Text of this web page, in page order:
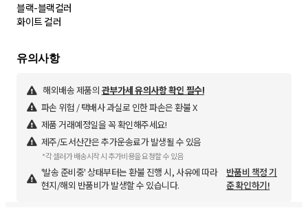
블랙-블랙컬러
화이트 컬러
유의사항
해외배송 제품의 관부가세 유의사항 확인 필수!
파손 위험 / 택배사 과실로 인한 파손은 환불 X
제품 거래예정일을 꼭 확인해주세요!
제주/도서산간은 추가운송료가 발생될 수 있음
*각 셀러가 배송시작 시 추가비용을 요청할 수 있음
'발송 준비중' 상태부터는 환불 진행 시, 사유에 따라
현지/해외 반품비가 발생할 수 있습니다.
반품비 책정 기
준 확인하기!